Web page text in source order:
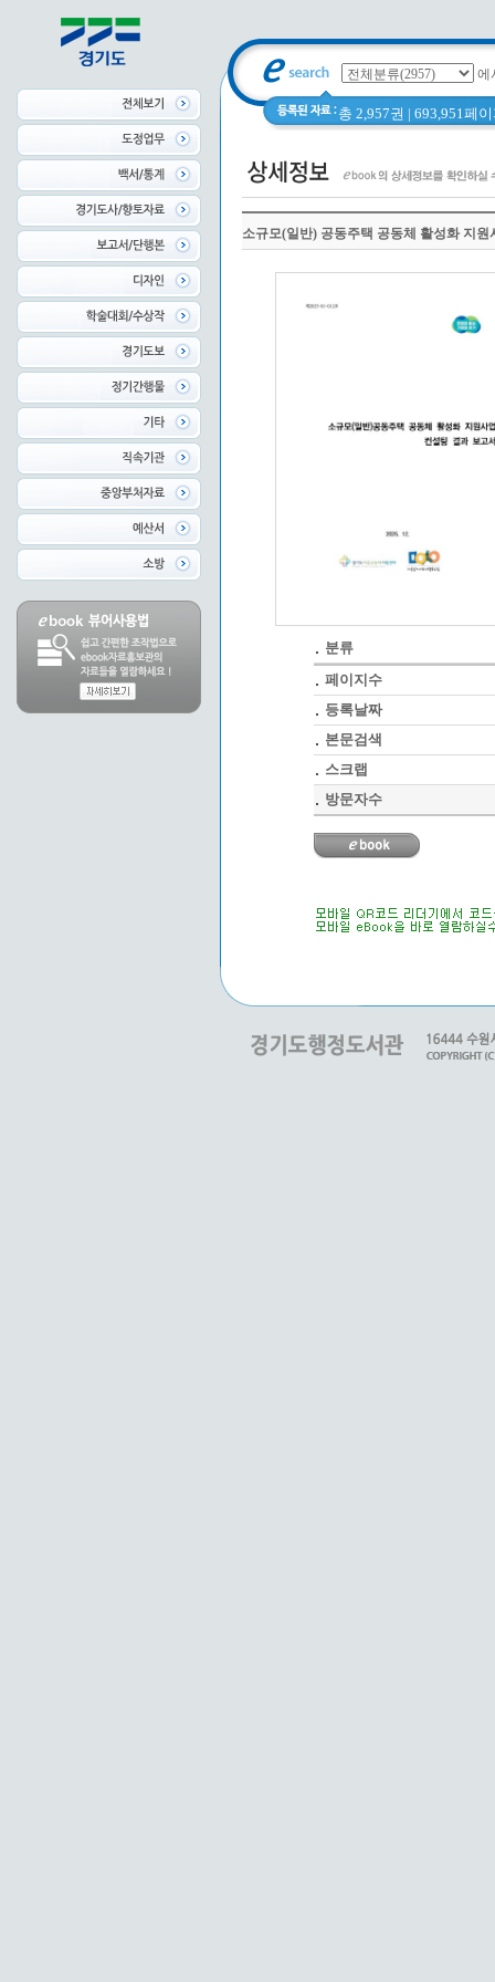
에
총 2,957권 | 693,951페
소규모(일반) 공동주택 공동체 활성화 지
분류
페이지수
등록날짜
본문검색
스크랩
방문자수